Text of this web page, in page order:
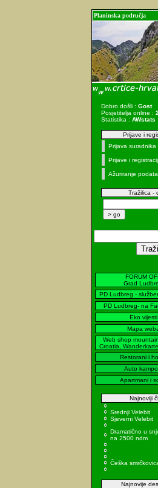
Planinska područja
Dobro došli : Gost
Posjetitelja online :
Statistika : AWstats
Prijave i
Prijava suradnika
Prijave i
Ažuriranje
Tražilica -
FORUM
Grad
PD Ludbreg -
PD Ludbreg- na
Eko vijesti
Mapa
Web shop
Croatia,
Restorani i
Auto
Apartmani i
Najnoviji
Srednji Velebit
Sjeverni Velebit
Dramatično u
na 2500 ndm
Češka
Najnovije